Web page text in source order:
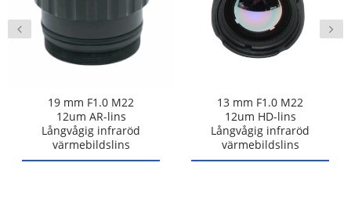
19 mm F1.0 M22
12um AR-lins
Långvågig infraröd
värmebildslins
13 mm F1.0 M22
12um HD-lins
Långvågig infraröd
värmebildslins